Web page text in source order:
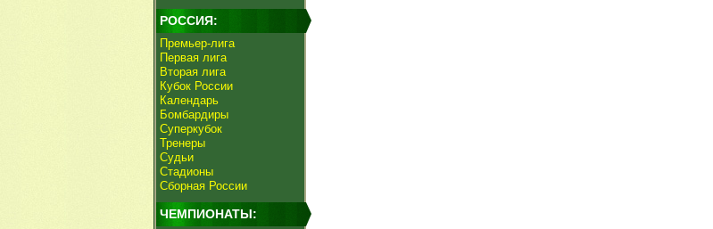
РОССИЯ:
Премьер-лига
Первая лига
Вторая лига
Кубок России
Календарь
Бомбардиры
Суперкубок
Тренеры
Судьи
Стадионы
Сборная России
ЧЕМПИОНАТЫ: